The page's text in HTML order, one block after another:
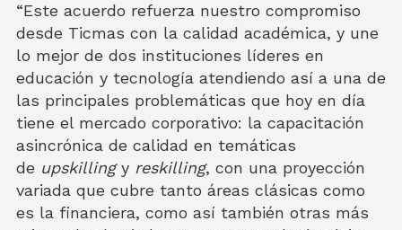
“Este acuerdo refuerza nuestro compromiso
desde Ticmas con la calidad académica, y une
lo mejor de dos instituciones líderes en
educación y tecnología atendiendo así a una de
las principales problemáticas que hoy en día
tiene el mercado corporativo: la capacitación
asincrónica de calidad en temáticas
de upskillingy reskilling, con una proyección
variada que cubre tanto áreas clásicas como
es la financiera, como así también otras más